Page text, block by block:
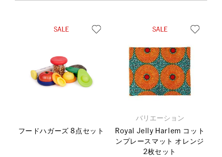
フードハガーズ 8点セット
バリエーション
Royal Jelly Harlem コット
ンプレースマット オレンジ
2枚セット